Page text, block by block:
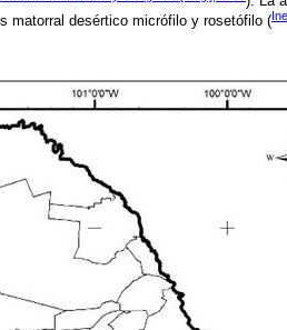
matorral desértico micrófilo y rosetófilo (